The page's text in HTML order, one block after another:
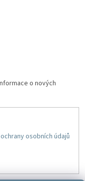
o nových
osobních údajů